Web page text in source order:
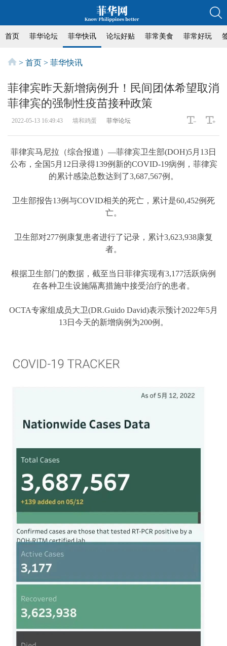
首页 菲华论坛 菲华快讯 论坛好贴 菲常美食 菲常好玩
> 首页 > 菲华快讯
菲律宾昨天新增病例升！民间团体希望取消
菲律宾的强制性疫苗接种政策
2022-05-13 16:49:43 墙和鸡蛋 菲华论坛
菲律宾马尼拉（综合报道）—菲律宾卫生部(DOH)5月13日
公布，全国5月12日录得139例新的COVID-19病例，菲律宾
的累计感染总数达到了3,687,567例。
卫生部报告13例与COVID相关的死亡，累计是60,452例死
亡。
卫生部对277例康复患者进行了记录，累计3,623,938康复
者。
根据卫生部门的数据，截至当日菲律宾现有3,177活跃病例
在各种卫生设施隔离措施中接受治疗的患者。
OCTA专家组成员大卫(DR.Guido David)表示预计2022年5月
13日今天的新增病例为200例。